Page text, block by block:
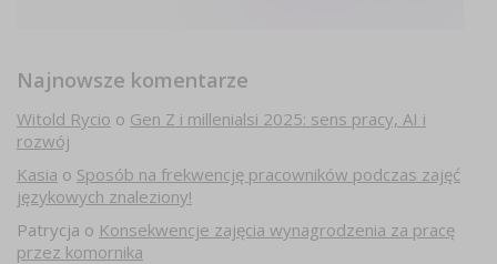
Najnowsze komentarze
Witold Rycio o Gen Z i millenialsi 2025: sens pracy, AI i
rozwój
Kasia o Sposób na frekwencję pracowników podczas zajęć
językowych znaleziony!
Patrycja o Konsekwencje zajęcia wynagrodzenia za pracę
przez komornika